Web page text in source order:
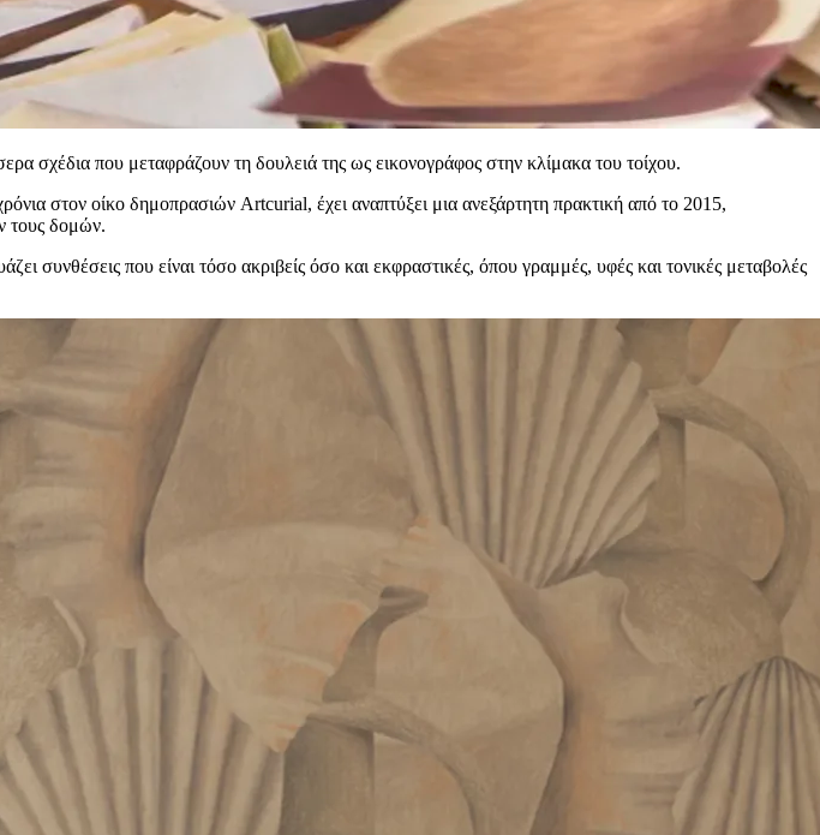
σχέδια που μεταφράζουν τη δουλειά της ως εικονογράφος στην κλίμακα του τοίχου.
στον οίκο δημοπρασιών Artcurial, έχει αναπτύξει μια ανεξάρτητη πρακτική από το 2015,
τους δομών.
συνθέσεις που είναι τόσο ακριβείς όσο και εκφραστικές, όπου γραμμές, υφές και τονικές μεταβολές